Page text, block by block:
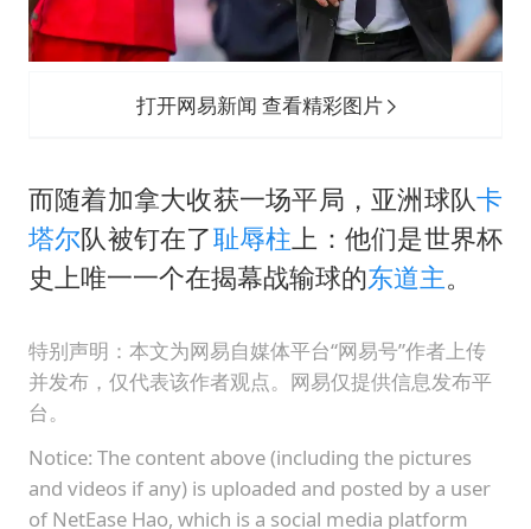
打开网易新闻 查看精彩图片
而随着加拿大收获一场平局，亚洲球队卡
塔尔队被钉在了耻辱柱 上：他们是世界杯
史上唯一一个在揭幕战输球的东道主。
特别声明：本文为网易自媒体平台“网易号”作者上传
并发布，仅代表该作者观点。网易仅提供信息发布平
台。
Notice: The content above (including the pictures
and videos if any) is uploaded and posted by a user
of NetEase Hao, which is a social media platform